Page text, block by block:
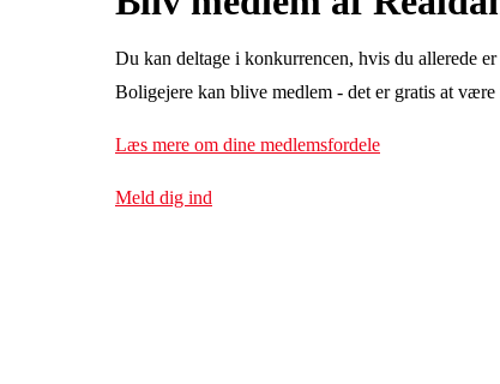
Du kan deltage i konkurrencen, hvis du allerede
Boligejere kan blive medlem - det er gratis at være
Læs mere om dine medlemsfordele
Meld dig ind